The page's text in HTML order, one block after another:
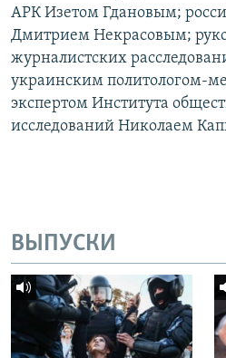
АРК Изетом Гдановым;
Дмитрием Некрасовым;
журналистских
украинским политологом-
экспертом Института
исследований Николаем
ВЫПУСКИ